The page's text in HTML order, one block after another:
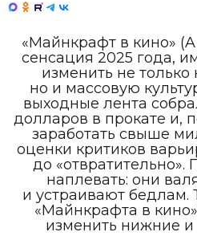
«Майнкрафт в кино»
сенсация 2025 года,
изменить не
но и массовую
выходные лента
долларов в прокате и,
заработать свыше
оценки критиков
до «отвратительно».
наплевать: они
и устраивают бедлам.
«Майнкрафта в
изменить нижние